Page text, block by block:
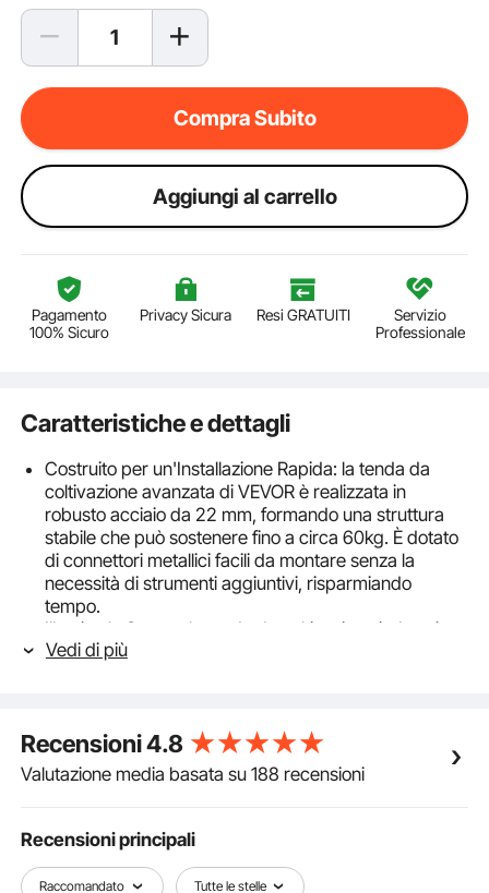
Compra Subito
Aggiungi al carrello
Pagamento
100% Sicuro
Privacy Sicura Resi GRATUITI
Servizio
Professionale
Caratteristiche e dettagli
Costruito per un'Installazione Rapida: la tenda da
coltivazione avanzata di VEVOR è realizzata in
robusto acciaio da 22 mm, formando una struttura
stabile che può sostenere fino a circa 60kg. È dotato
di connettori metallici facili da montare senza la
necessità di strumenti aggiuntivi, risparmiando
tempo.
Illumina la Stanza: la tenda da coltivazione indoor è
stata aggiornata con molti dettagli per fornire un
utilizzo regolare e duraturo, anche dopo molteplici
aperture e chiusure.
Un Taglio da Un Tessuto Diverso: la tenda da
antistrappo di alta qualità, che ha una densità
maggiore e fornisce un blocco della luce più
eccellente rispetto a 600D. Lo strato interno della
Vedi di più
Recensioni4.8
Valutazione media basata su 188 recensioni
Recensioni principali
Raccomandato Tutte le stelle